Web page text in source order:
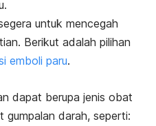
untuk mencegah
Berikut adalah pilihan
emboli paru.
dapat berupa jenis obat
gumpalan darah, seperti: